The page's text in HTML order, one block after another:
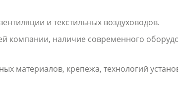
и текстильных воздуховодов.
компании, наличие современного
материалов, крепежа, технологий